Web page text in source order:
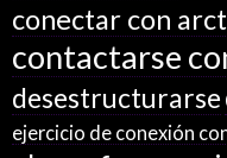
conectar con
contactarse
desestructurarse
ejercicio de conexión